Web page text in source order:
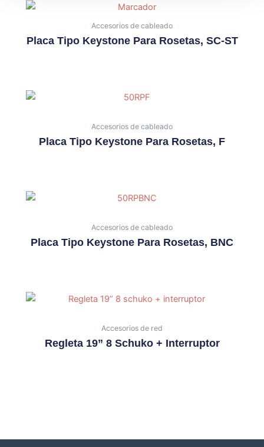
Accesorios de cableado
Placa Tipo Keystone Para Rosetas, SC-ST
Accesorios de cableado
Placa Tipo Keystone Para Rosetas, F
Accesorios de cableado
Placa Tipo Keystone Para Rosetas, BNC
Accesorios de red
Regleta 19” 8 Schuko + Interruptor